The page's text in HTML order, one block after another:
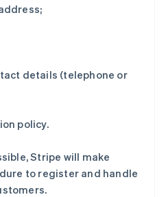
details (telephone or
policy.
Stripe will make
to register and handle